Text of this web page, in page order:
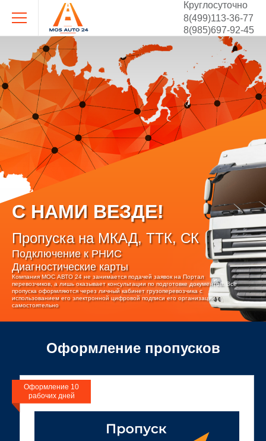
Круглосуточно
8(499)113-36-77
8(985)697-92-45
С НАМИ ВЕЗДЕ!
Пропуска на МКАД, ТТК, СК
Подключение к РНИС
Диагностические карты
Компания МОС АВТО 24 не занимается подачей заявок на Портал
перевозчиков, а лишь оказывает консультации по подготовке документов. Все
пропуска оформляются через личный кабинет грузоперевозчика с
использованием его электронной цифровой подписи его организации
самостоятельно
Оформление пропусков
Оформление 10
рабочих дней